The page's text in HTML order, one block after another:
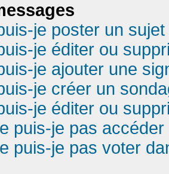
je poster un
je éditer ou
je ajouter une
je créer un
je éditer ou
puis-je pas
puis-je pas voter